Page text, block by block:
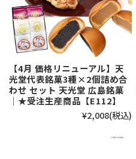
【4月 価格リニューアル】天
光堂代表銘菓3種×2個詰め合
わせ セット 天光堂 広島銘菓
｜★受注生産商品【E112】
¥2,008(税込)